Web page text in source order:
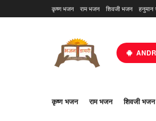
कृष्ण भजन राम भजन शिवजी भजन
कृष्ण भजन राम भजन शिवजी भजन